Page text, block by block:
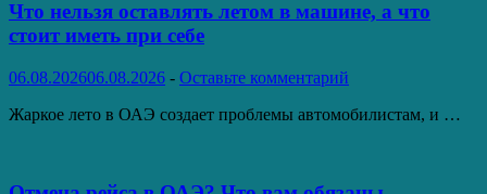
Что нельзя оставлять летом в машине, а что
стоит иметь при себе
06.08.202606.08.2026 - Оставьте комментарий
Жаркое лето в ОАЭ создает проблемы автомобилистам, и …